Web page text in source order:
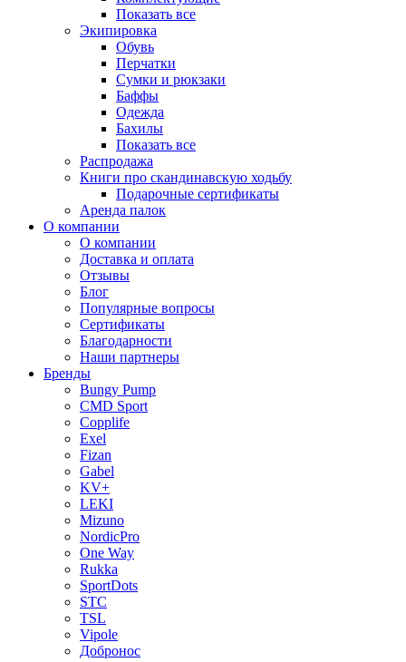
Показать все
Экипировка
Обувь
Перчатки
Сумки и рюкзаки
Баффы
Одежда
Бахилы
Показать все
Распродажа
Книги про скандинавскую ходьбу
Подарочные сертификаты
Аренда палок
О компании
О компании
Доставка и оплата
Отзывы
Блог
Популярные вопросы
Сертификаты
Благодарности
Наши партнеры
Бренды
Bungy Pump
CMD Sport
Copplife
Exel
Fizan
Gabel
KV+
LEKI
Mizuno
NordicPro
One Way
Rukka
SportDots
STC
TSL
Vipole
Добронос